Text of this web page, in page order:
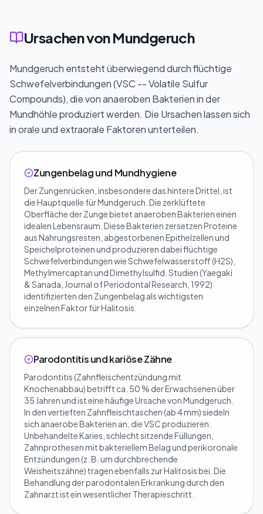
Ursachen von Mundgeruch
Mundgeruch entsteht überwiegend durch flüchtige
Schwefelverbindungen (VSC -- Volatile Sulfur
Compounds), die von anaeroben Bakterien in der
Mundhöhle produziert werden. Die Ursachen lassen sich
in orale und extraorale Faktoren unterteilen.
Zungenbelag und Mundhygiene
Der Zungenrücken, insbesondere das hintere Drittel, ist
die Hauptquelle für Mundgeruch. Die zerklüftete
Oberfläche der Zunge bietet anaeroben Bakterien einen
idealen Lebensraum. Diese Bakterien zersetzen Proteine
aus Nahrungsresten, abgestorbenen Epithelzellen und
Speichelproteinen und produzieren dabei flüchtige
Schwefelverbindungen wie Schwefelwasserstoff (H2S),
Methylmercaptan und Dimethylsulfid. Studien (Yaegaki
& Sanada, Journal of Periodontal Research, 1992)
identifizierten den Zungenbelag als wichtigsten
einzelnen Faktor für Halitosis.
Parodontitis und kariöse Zähne
Parodontitis (Zahnfleischentzündung mit
Knochenabbau) betrifft ca. 50 % der Erwachsenen über
35 Jahren und ist eine häufige Ursache von Mundgeruch.
In den vertieften Zahnfleischtaschen (ab 4 mm) siedeln
sich anaerobe Bakterien an, die VSC produzieren.
Unbehandelte Karies, schlecht sitzende Füllungen,
Zahnprothesen mit bakteriellem Belag und perikoronale
Entzündungen (z. B. um durchbrechende
Weisheitszähne) tragen ebenfalls zur Halitosis bei. Die
Behandlung der parodontalen Erkrankung durch den
Zahnarzt ist ein wesentlicher Therapieschritt.